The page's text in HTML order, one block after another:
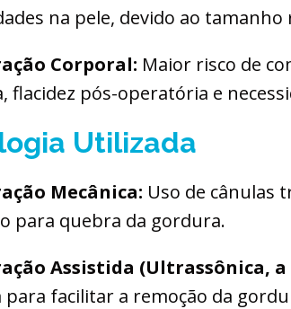
na pele, devido ao
Corporal: Maior risco de
flacidez pós-operatória e
Utilizada
Mecânica: Uso de cânulas
para quebra da gordura.
Assistida (Ultrassônica,
para facilitar a remoção da